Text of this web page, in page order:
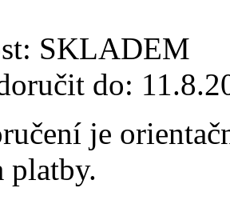
SKLADEM
do:
je
platby.